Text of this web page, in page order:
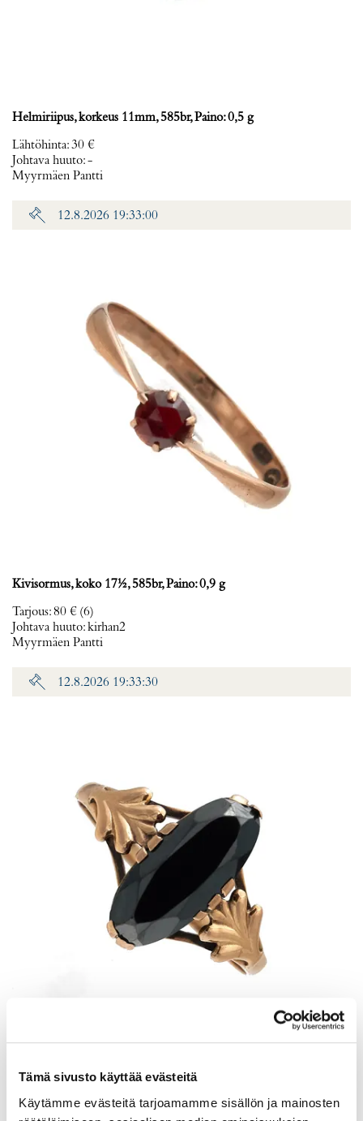
Tämä sivusto käyttää evästeitä
Käytämme evästeitä tarjoamamme sisällön ja mainosten
Helmiriipus, korkeus 11mm, 585br, Paino: 0,5 g
Lähtöhinta:30 €
Johtava huuto:-
Myyrmäen Pantti
12.8.2026 19:33:00
Kivisormus, koko 17½, 585br, Paino: 0,9 g
Tarjous:80 € (6)
Johtava huuto:kirhan2
Myyrmäen Pantti
12.8.2026 19:33:30
Tarjous:120 € (3)
Myyrmäen Pantti